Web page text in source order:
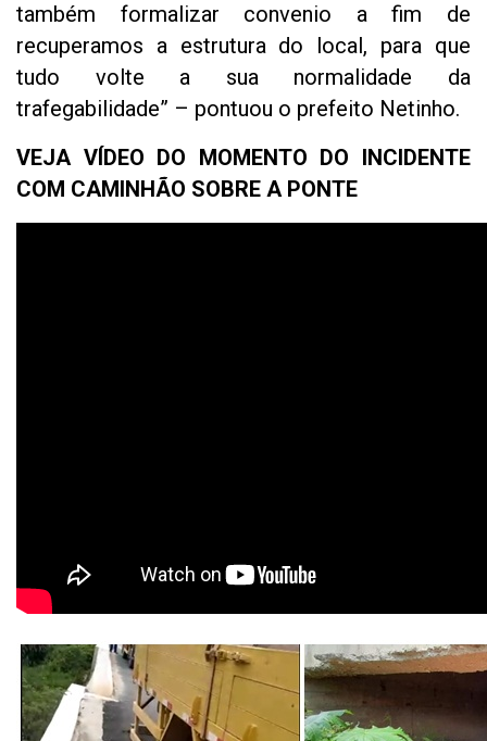
também formalizar convenio a fim de
recuperamos a estrutura do local, para que
tudo volte a sua normalidade da
trafegabilidade” – pontuou o prefeito Netinho.
VEJA VÍDEO DO MOMENTO DO INCIDENTE
COM CAMINHÃO SOBRE A PONTE